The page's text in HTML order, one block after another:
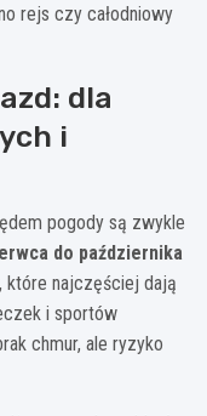
rejs czy całodniowy
dla
i
pogody są zwykle
do października
które najczęściej dają
i sportów
chmur, ale ryzyko